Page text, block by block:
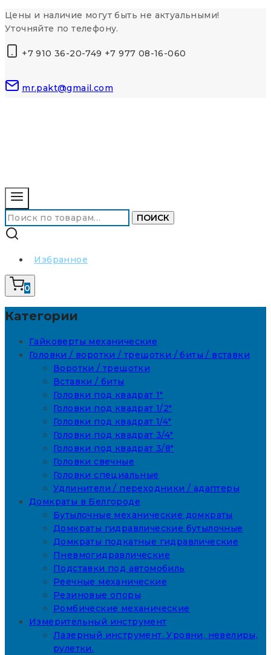
Перейти
к
Цены и наличие могут быть не актуальными!
Уточняйте по телефону.
+7 910 36-20-749 +7 977 08-16-060
mr.pakt@gmail.com
Искать: ПОИСК
Избранное
0
Категории
Гайковерты механические
Головки / воротки / трещотки / биты / вставки
Воротки / трещотки
Вставки / биты
Головки под квадрат 1"
Головки под квадрат 1/2"
Головки под квадрат 1/4"
Головки под квадрат 3/4"
Головки под квадрат 3/8"
Головки свечные
Головки специальные
Удлинители / переходники / адаптеры
Домкраты в Белгороде
Бутылочные механические домкраты
Домкраты гидравлические бутылочные
Домкраты подкатные гидравлические
Пневмогидравлические
Подставки под автомобиль
Реечные механические
Резиновые опоры
Ромбические механические
Измерительный инструмент
Лазерный инструмент. Уровни, невелиры,
рулетки.